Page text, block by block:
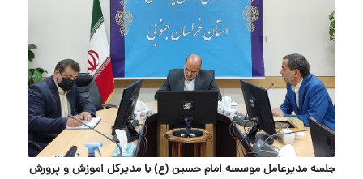
جلسه مدیرعامل موسسه امام حسین (ع) با مدیرکل اموزش و پرورش